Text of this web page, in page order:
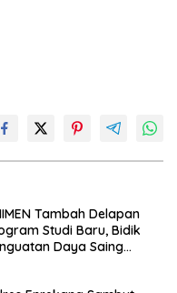
Tambah Delapan
Studi Baru, Bidik
Daya Saing